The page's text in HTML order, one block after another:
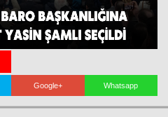
Google+ Whatsapp
İLETİŞİM